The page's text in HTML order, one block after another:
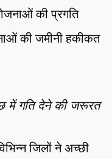
की प्रगति
की जमीनी हकीकत
में गति देने की जरूरत
जिलों ने अच्छी